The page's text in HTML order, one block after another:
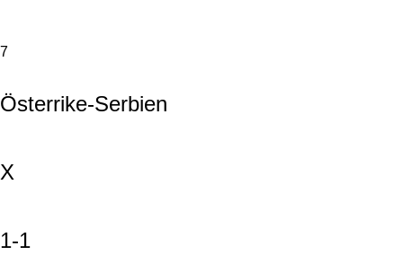
7
Österrike-Serbien
X
1-1